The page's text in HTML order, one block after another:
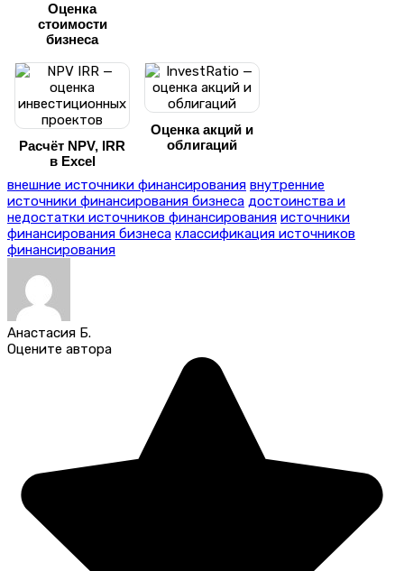
Оценка
стоимости
бизнеса
Расчёт NPV, IRR
в Excel
Оценка акций и
облигаций
внешние источники финансирования внутренние
источники финансирования бизнеса достоинства и
недостатки источников финансирования источники
финансирования бизнеса классификация источников
финансирования
Анастасия Б.
Оцените автора